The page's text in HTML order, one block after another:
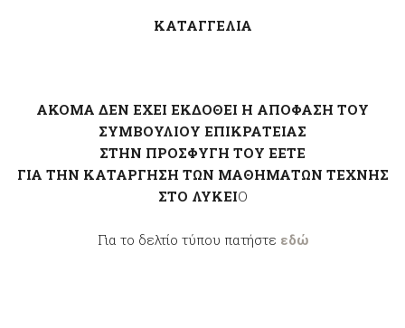
ΚΑΤΑΓΓΕΛΙΑ
ΑΚΟΜΑ ΔΕΝ ΕΧΕΙ ΕΚΔΟΘΕΙ Η ΑΠΟΦΑΣΗ ΤΟΥ
ΣΥΜΒΟΥΛΙΟΥ ΕΠΙΚΡΑΤΕΙΑΣ
ΣΤΗΝ ΠΡΟΣΦΥΓΗ ΤΟΥ ΕΕΤΕ
ΓΙΑ ΤΗΝ ΚΑΤΑΡΓΗΣΗ ΤΩΝ ΜΑΘΗΜΑΤΩΝ ΤΕΧΝΗΣ
ΣΤΟ ΛΥΚΕΙΟ
Για το δελτίο τύπου πατήστε εδώ